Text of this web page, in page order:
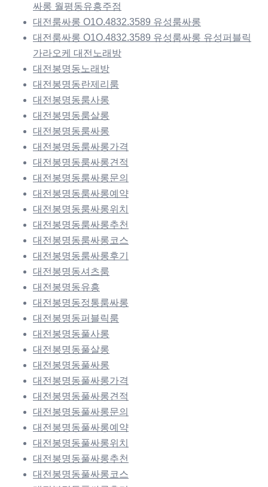
싸롱 월평동유흥주점
대전룸싸롱 O1O.4832.3589 유성룸싸롱
대전룸싸롱 O1O.4832.3589 유성룸싸롱 유성퍼블릭
가라오케 대전노래방
대전봉명동노래방
대전봉명동란제리룸
대전봉명동룸사롱
대전봉명동룸살롱
대전봉명동룸싸롱
대전봉명동룸싸롱가격
대전봉명동룸싸롱견적
대전봉명동룸싸롱문의
대전봉명동룸싸롱예약
대전봉명동룸싸롱위치
대전봉명동룸싸롱추천
대전봉명동룸싸롱코스
대전봉명동룸싸롱후기
대전봉명동셔츠룸
대전봉명동유흥
대전봉명동정통룸싸롱
대전봉명동퍼블릭룸
대전봉명동풀사롱
대전봉명동풀살롱
대전봉명동풀싸롱
대전봉명동풀싸롱가격
대전봉명동풀싸롱견적
대전봉명동풀싸롱문의
대전봉명동풀싸롱예약
대전봉명동풀싸롱위치
대전봉명동풀싸롱추천
대전봉명동풀싸롱코스